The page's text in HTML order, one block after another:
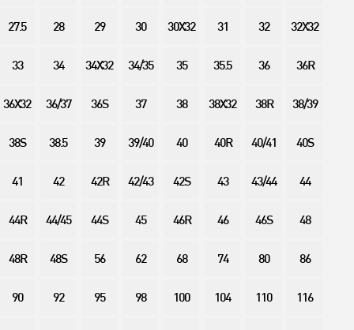
27.5 28 29 30 30X32 31 32 32X32
33 34 34X32 34/35 35 35.5 36 36R
36X32 36/37 36S 37 38 38X32 38R 38/39
38S 38.5 39 39/40 40 40R 40/41 40S
41 42 42R 42/43 42S 43 43/44 44
44R 44/45 44S 45 46R 46 46S 48
48R 48S 56 62 68 74 80 86
90 92 95 98 100 104 110 116